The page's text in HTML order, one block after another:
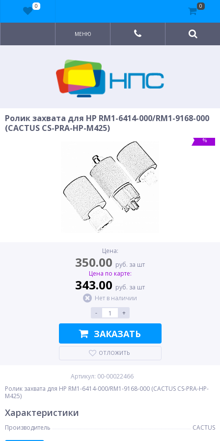
МЕНЮ
Ролик захвата для HP RM1-6414-000/RM1-9168-000
(CACTUS CS-PRA-HP-M425)
%
Цена:
350.00 руб. за шт
Цена по карте:
343.00 руб. за шт
Нет в наличии
-
+
ЗАКАЗАТЬ
ОТЛОЖИТЬ
Артикул: 00-00022466
Ролик захвата для HP RM1-6414-000/RM1-9168-000 (CACTUS CS-PRA-HP-
M425)
Характеристики
Производитель CACTUS
0 0